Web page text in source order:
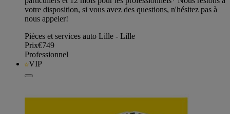
votre disposition, si vous avez des questions, n'hésitez pas à
nous appeler!
Pièces et services auto Lille - Lille
Prix€749
Professionnel
VIP